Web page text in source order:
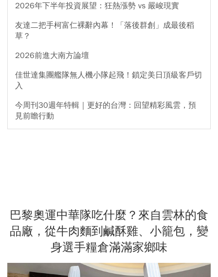
2026年下半年投資展望：狂熱漲勢 vs 嚴峻現實
友達二把手柯富仁裸辭內幕！「落後群創」成最後稻
草？
2026前進大南方論壇
佳世達集團艦隊無人機小隊起飛！鎖定美日頂級客戶切
入
今周刊30週年特輯｜更好的台灣：回望精彩風雲，預
見前瞻行動
巴黎奧運中華隊吃什麼？來自雲林的食
品廠，從牛肉麵到鹹酥雞、小籠包，變
身選手糧倉滿滿家鄉味